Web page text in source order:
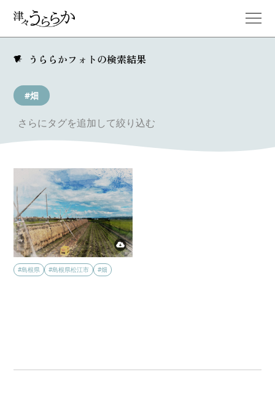
うららかフォトの検索結果
#畑
さらにタグを追加して絞り込む
#島根県 #島根県松江市 #畑